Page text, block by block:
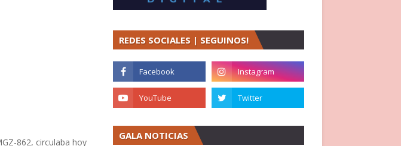
862, circulaba hoy
REDES SOCIALES | SEGUINOS!
GALA NOTICIAS